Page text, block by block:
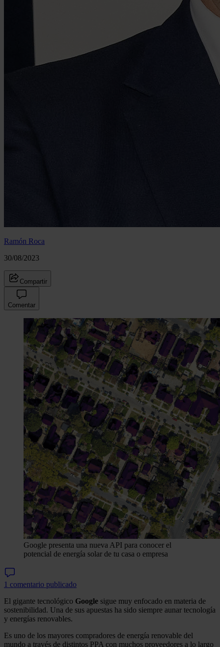
Ramón Roca
30/08/2023
Compartir
Comentar
Google presenta una nueva API para conocer el
potencial de energía solar de tu casa o empresa
1 comentario publicado
El gigante tecnológico Google sigue muy enfocado en materia de
sostenibilidad. Una de sus apuestas ha sido siempre aunar tecnología
y energías renovables.
Es uno de los mayores compradores de energía renovable del
mundo a través de distintos PPA con muchos proveedores a lo largo